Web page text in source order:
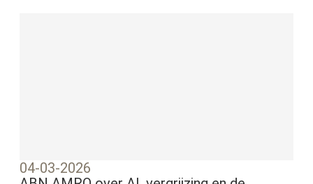
04-03-2026